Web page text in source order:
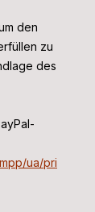
den
zu
des
ua/pri